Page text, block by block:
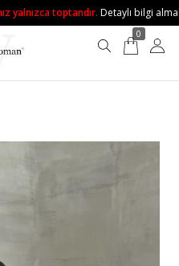
yalnızca toptandır.Detaylı bilgi
0